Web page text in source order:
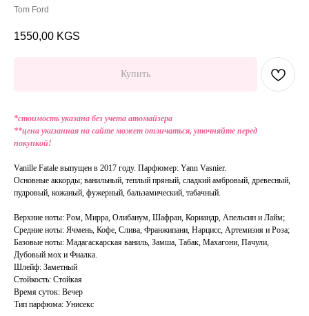
Tom Ford
1550,00 KGS
Купить
*стоимость указана без учета атомайзера
**цена указанная на сайте может отличаться, уточняйте перед
покупкой!
Vanille Fatale выпущен в 2017 году. Парфюмер: Yann Vasnier.
Основные аккорды; ванильный, теплый пряный, сладкий амбровый, древесный,
пудровый, кожаный, фужерный, бальзамический, табачный.
Верхние ноты: Ром, Мирра, Олибанум, Шафран, Кориандр, Апельсин и Лайм;
Средние ноты: Ячмень, Кофе, Слива, Франжипани, Нарцисс, Артемизия и Роза;
Базовые ноты: Мадагаскарская ваниль, Замша, Табак, Махагони, Пачули,
Дубовый мох и Фиалка.
Шлейф: Заметный
Стойкость: Стойкая
Время суток: Вечер
Тип парфюма: Унисекс